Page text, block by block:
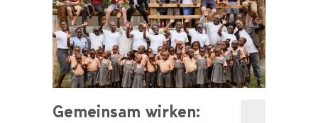
Gemeinsam wirken: